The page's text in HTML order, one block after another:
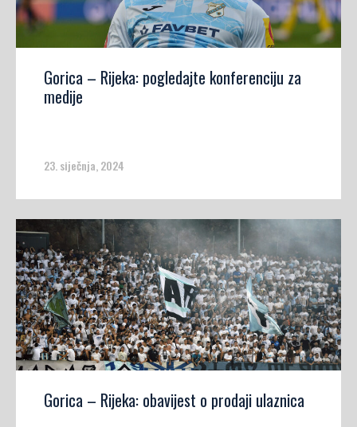
Gorica – Rijeka: pogledajte konferenciju za
medije
23. siječnja, 2024
Gorica – Rijeka: obavijest o prodaji ulaznica